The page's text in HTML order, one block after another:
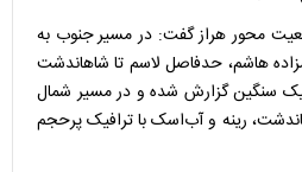
محور هراز گفت: در مسیر جنوب به
هاشم، حدفاصل لاسم تا شاهاندشت
سنگین گزارش شده و در مسیر شمال
رینه و آب‌اسک با ترافیک پرحجم